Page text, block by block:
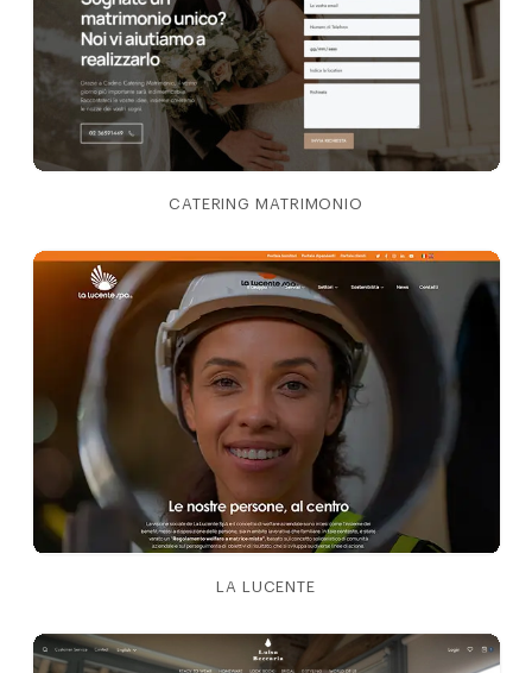
CATERING MATRIMONIO
LA LUCENTE